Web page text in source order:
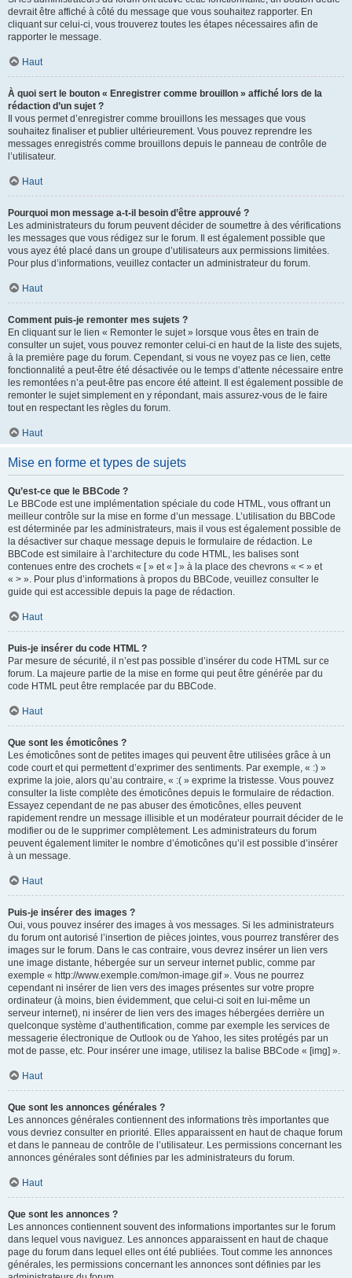
devrait être affiché à côté du message que vous souhaitez rapporter. En
cliquant sur celui-ci, vous trouverez toutes les étapes nécessaires afin de
rapporter le message.
Haut
À quoi sert le bouton « Enregistrer comme brouillon » affiché lors de la
rédaction d’un sujet ?
Il vous permet d’enregistrer comme brouillons les messages que vous
souhaitez finaliser et publier ultérieurement. Vous pouvez reprendre les
messages enregistrés comme brouillons depuis le panneau de contrôle de
l’utilisateur.
Haut
Pourquoi mon message a-t-il besoin d’être approuvé ?
Les administrateurs du forum peuvent décider de soumettre à des vérifications
les messages que vous rédigez sur le forum. Il est également possible que
vous ayez été placé dans un groupe d’utilisateurs aux permissions limitées.
Pour plus d’informations, veuillez contacter un administrateur du forum.
Haut
Comment puis-je remonter mes sujets ?
En cliquant sur le lien « Remonter le sujet » lorsque vous êtes en train de
consulter un sujet, vous pouvez remonter celui-ci en haut de la liste des sujets,
à la première page du forum. Cependant, si vous ne voyez pas ce lien, cette
fonctionnalité a peut-être été désactivée ou le temps d’attente nécessaire entre
les remontées n’a peut-être pas encore été atteint. Il est également possible de
remonter le sujet simplement en y répondant, mais assurez-vous de le faire
tout en respectant les règles du forum.
Haut
Mise en forme et types de sujets
Qu’est-ce que le BBCode ?
Le BBCode est une implémentation spéciale du code HTML, vous offrant un
meilleur contrôle sur la mise en forme d’un message. L’utilisation du BBCode
est déterminée par les administrateurs, mais il vous est également possible de
la désactiver sur chaque message depuis le formulaire de rédaction. Le
BBCode est similaire à l’architecture du code HTML, les balises sont
contenues entre des crochets « [ » et « ] » à la place des chevrons « < » et
« > ». Pour plus d’informations à propos du BBCode, veuillez consulter le
guide qui est accessible depuis la page de rédaction.
Haut
Puis-je insérer du code HTML ?
Par mesure de sécurité, il n’est pas possible d’insérer du code HTML sur ce
forum. La majeure partie de la mise en forme qui peut être générée par du
code HTML peut être remplacée par du BBCode.
Haut
Que sont les émoticônes ?
Les émoticônes sont de petites images qui peuvent être utilisées grâce à un
code court et qui permettent d’exprimer des sentiments. Par exemple, « :) »
exprime la joie, alors qu’au contraire, « :( » exprime la tristesse. Vous pouvez
consulter la liste complète des émoticônes depuis le formulaire de rédaction.
Essayez cependant de ne pas abuser des émoticônes, elles peuvent
rapidement rendre un message illisible et un modérateur pourrait décider de le
modifier ou de le supprimer complètement. Les administrateurs du forum
peuvent également limiter le nombre d’émoticônes qu’il est possible d’insérer
à un message.
Haut
Puis-je insérer des images ?
Oui, vous pouvez insérer des images à vos messages. Si les administrateurs
du forum ont autorisé l’insertion de pièces jointes, vous pourrez transférer des
images sur le forum. Dans le cas contraire, vous devrez insérer un lien vers
une image distante, hébergée sur un serveur internet public, comme par
exemple « http://www.exemple.com/mon-image.gif ». Vous ne pourrez
cependant ni insérer de lien vers des images présentes sur votre propre
ordinateur (à moins, bien évidemment, que celui-ci soit en lui-même un
serveur internet), ni insérer de lien vers des images hébergées derrière un
quelconque système d’authentification, comme par exemple les services de
messagerie électronique de Outlook ou de Yahoo, les sites protégés par un
mot de passe, etc. Pour insérer une image, utilisez la balise BBCode « [img] ».
Haut
Que sont les annonces générales ?
Les annonces générales contiennent des informations très importantes que
vous devriez consulter en priorité. Elles apparaissent en haut de chaque forum
et dans le panneau de contrôle de l’utilisateur. Les permissions concernant les
annonces générales sont définies par les administrateurs du forum.
Haut
Que sont les annonces ?
Les annonces contiennent souvent des informations importantes sur le forum
dans lequel vous naviguez. Les annonces apparaissent en haut de chaque
page du forum dans lequel elles ont été publiées. Tout comme les annonces
générales, les permissions concernant les annonces sont définies par les